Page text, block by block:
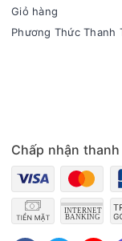
Sử dụng gas làm
hại, an toàn.
Giỏ hàng
Phương Thức Thanh
Chấp nhận